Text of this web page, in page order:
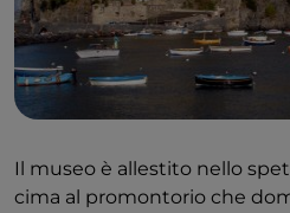
Il museo è allestito nello
cima al promontorio che